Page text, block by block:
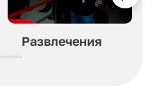
Развлечения